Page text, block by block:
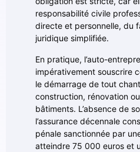
responsabilité civile
directe et personnelle, du
juridique simplifiée.
En pratique, l’auto-
impérativement souscrire
le démarrage de tout
construction, rénovation
bâtiments. L’absence de
l’assurance décennale
pénale sanctionnée par
atteindre 75 000 euros et